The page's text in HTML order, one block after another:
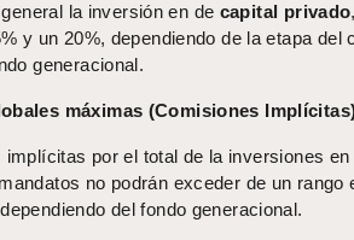
la inversión en de capital privado
y un 20%, dependiendo de la etapa del
generacional.
máximas (Comisiones
implícitas por el total de la inversiones en
no podrán exceder de un rango
del fondo generacional.